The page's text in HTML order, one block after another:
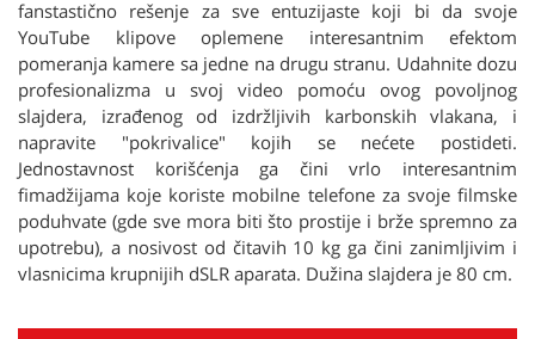
fanstastično rešenje za sve entuzijaste koji bi da svoje
YouTube klipove oplemene interesantnim efektom
pomeranja kamere sa jedne na drugu stranu. Udahnite dozu
profesionalizma u svoj video pomoću ovog povoljnog
slajdera, izrađenog od izdržljivih karbonskih vlakana, i
napravite "pokrivalice" kojih se nećete postideti.
Jednostavnost korišćenja ga čini vrlo interesantnim
fimadžijama koje koriste mobilne telefone za svoje filmske
poduhvate (gde sve mora biti što prostije i brže spremno za
upotrebu), a nosivost od čitavih 10 kg ga čini zanimljivim i
vlasnicima krupnijih dSLR aparata. Dužina slajdera je 80 cm.